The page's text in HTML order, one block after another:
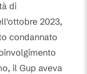
di
2023,
condannato
il Gup aveva